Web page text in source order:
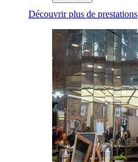
Découvrir plus de prestations